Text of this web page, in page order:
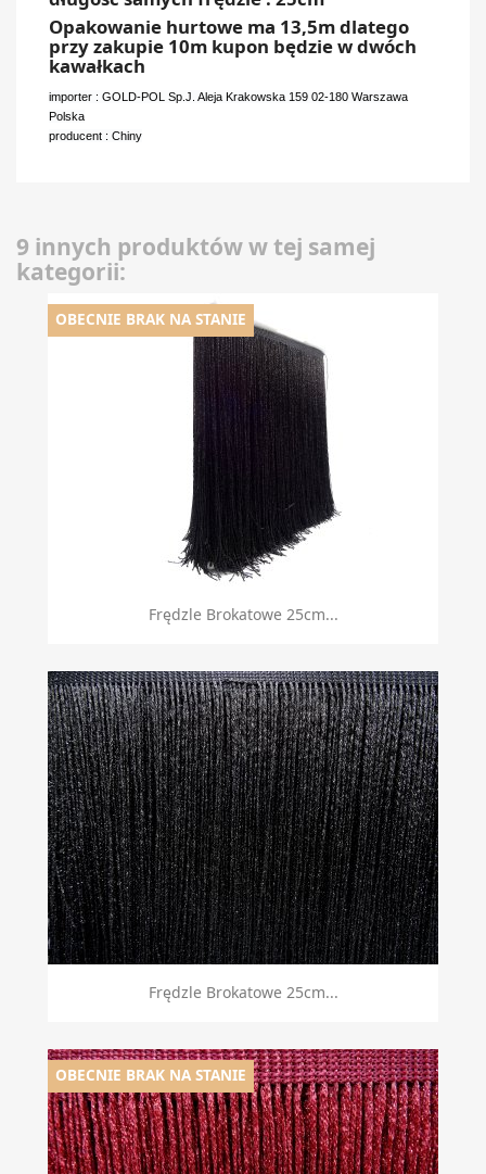
Opakowanie hurtowe ma 13,5m dlatego
przy zakupie 10m kupon będzie w dwóch
kawałkach
importer : GOLD-POL Sp.J. Aleja Krakowska 159 02-180 Warszawa
Polska
producent : Chiny
9 innych produktów w tej samej
kategorii:
Frędzle Brokatowe 25cm...
OBECNIE BRAK NA STANIE
Frędzle Brokatowe 25cm...
OBECNIE BRAK NA STANIE